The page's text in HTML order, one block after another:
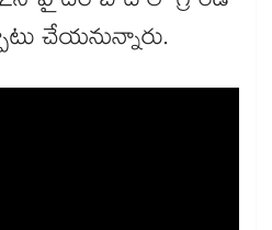
చేయనున్నారు.